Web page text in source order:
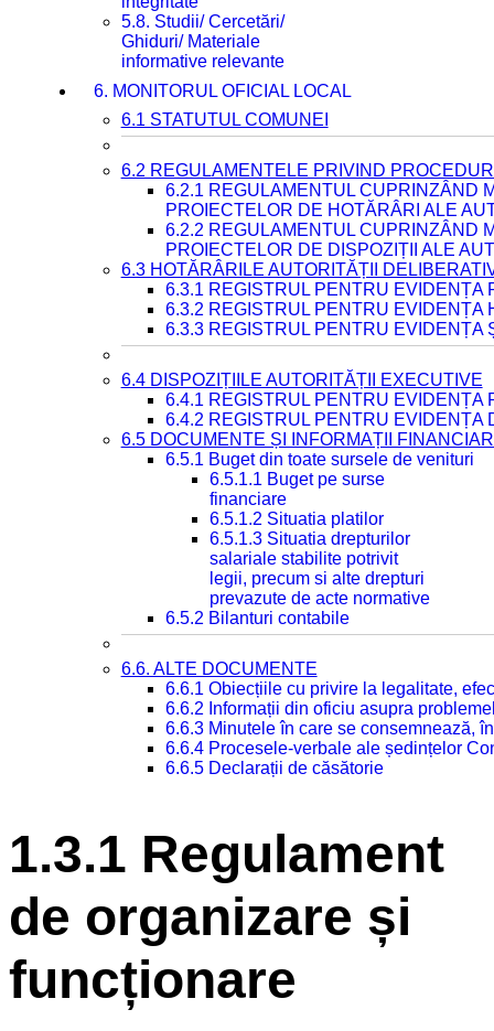
5.8. Studii/ Cercetări/
Ghiduri/ Materiale
informative relevante
6. MONITORUL OFICIAL LOCAL
6.1 STATUTUL COMUNEI
6.2 REGULAMENTELE PRIVIND
6.2.1 REGULAMENTUL CUPRINZÂND
PROIECTELOR DE HOTĂRÂRI ALE
6.2.2 REGULAMENTUL CUPRINZÂND
PROIECTELOR DE DISPOZIȚII ALE
6.3 HOTĂRÂRILE AUTORITĂȚII
6.3.1 REGISTRUL PENTRU EVIDENȚA
6.3.2 REGISTRUL PENTRU EVIDENȚA
6.3.3 REGISTRUL PENTRU EVIDENȚA
6.4 DISPOZIȚIILE AUTORITĂȚII EXECUTIVE
6.4.1 REGISTRUL PENTRU EVIDENȚA
6.4.2 REGISTRUL PENTRU EVIDENȚA
6.5 DOCUMENTE ȘI INFORMAȚII
6.5.1 Buget din toate sursele de venituri
6.5.1.1 Buget pe surse
financiare
6.5.1.2 Situatia platilor
6.5.1.3 Situatia drepturilor
salariale stabilite potrivit
legii, precum si alte drepturi
prevazute de acte normative
6.5.2 Bilanturi contabile
6.6. ALTE DOCUMENTE
6.6.1 Obiecțiile cu privire la legalitate,
6.6.2 Informații din oficiu asupra
6.6.3 Minutele în care se consemnează,
6.6.4 Procesele-verbale ale ședințelor
6.6.5 Declarații de căsătorie
1.3.1 Regulament
de organizare și
funcționare